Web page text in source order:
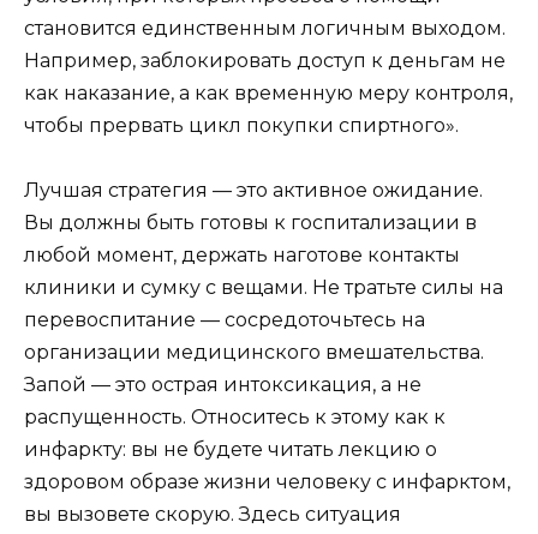
становится единственным логичным выходом.
Например, заблокировать доступ к деньгам не
как наказание, а как временную меру контроля,
чтобы прервать цикл покупки спиртного».
Лучшая стратегия — это активное ожидание.
Вы должны быть готовы к госпитализации в
любой момент, держать наготове контакты
клиники и сумку с вещами. Не тратьте силы на
перевоспитание — сосредоточьтесь на
организации медицинского вмешательства.
Запой — это острая интоксикация, а не
распущенность. Относитесь к этому как к
инфаркту: вы не будете читать лекцию о
здоровом образе жизни человеку с инфарктом,
вы вызовете скорую. Здесь ситуация